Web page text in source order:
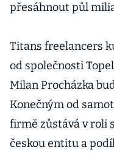
přesáhnout půl
Titans freelancers
od společnosti
Milan Procházka
Konečným od
firmě zůstává v roli
českou entitu a